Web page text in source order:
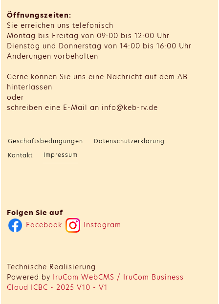
Öffnungszeiten:
Sie erreichen uns telefonisch
Montag bis Freitag von 09:00 bis 12:00 Uhr
Dienstag und Donnerstag von 14:00 bis 16:00 Uhr
Änderungen vorbehalten
Gerne können Sie uns eine Nachricht auf dem AB
hinterlassen
oder
schreiben eine E-Mail an info@keb-rv.de
Geschäftsbedingungen
Datenschutzerklärung
Kontakt
Impressum
Folgen Sie auf
Facebook
Instagram
Technische Realisierung
Powered by IruCom WebCMS / IruCom Business
Cloud ICBC - 2025 V10 - V1